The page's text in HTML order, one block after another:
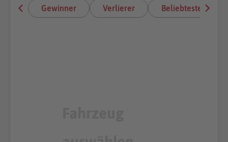
Gewinner Verlierer Beliebteste E-